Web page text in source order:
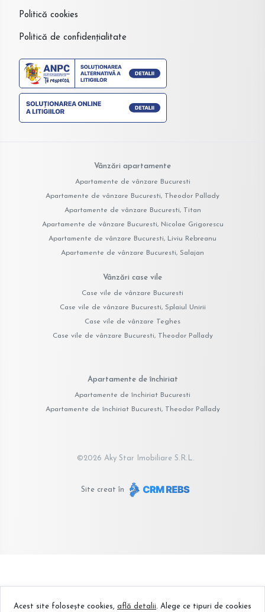
Politică cookies
Politică de confidențialitate
Vânzări apartamente
Apartamente de vânzare Bucuresti
Apartamente de vânzare Bucuresti, Theodor Pallady
Apartamente de vânzare Bucuresti, Titan
Apartamente de vânzare Bucuresti, Nicolae Grigorescu
Apartamente de vânzare Bucuresti, Liviu Rebreanu
Apartamente de vânzare Bucuresti, Salajan
Vânzări case vile
Case vile de vânzare Bucuresti
Case vile de vânzare Bucuresti, Splaiul Unirii
Case vile de vânzare Teghes
Case vile de vânzare Bucuresti, Theodor Pallady
Apartamente de închiriat
Apartamente de închiriat Bucuresti
Apartamente de închiriat Bucuresti, Theodor Pallady
©2026 Aky Star Imobiliare S.R.L.
Site creat în
Acest site folosește cookies, află detalii. Alege ce tipuri de cookies